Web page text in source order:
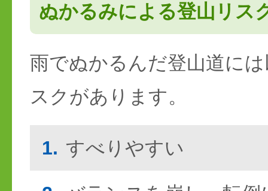
ぬかるみによる登山リス
雨でぬかるんだ登山道に
スクがあります。
1. すべりやすい